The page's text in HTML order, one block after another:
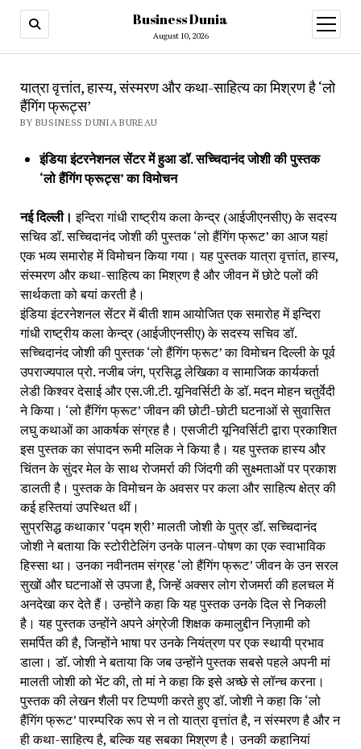
Business Dunia
August 10, 2026
open
menu
यात्रा वृत्तांत, हास्य, संस्मरण और कथा-साहित्य का मिश्रण है ‘लो
हैंगिंग फ्रूट्स’
BY BUSINESS DUNIA BUREAU
इंडिया इंटरनेशनल सेंटर में हुआ डॉ. सच्चिदानंद जोशी की पुस्तक
‘लो हैंगिंग फ्रूट्स’ का विमोचन
नई दिल्ली। इन्दिरा गांधी राष्ट्रीय कला केन्द्र (आईजीएनसीए) के सदस्य
सचिव डॉ. सच्चिदानंद जोशी की पुस्तक ‘लो हैंगिंग फ्रूट’ का आज यहां
एक भव्य समारोह में विमोचन किया गया। यह पुस्तक यात्रा वृत्तांत, हास्य,
संस्मरण और कथा-साहित्य का मिश्रण है और जीवन में छोटे पलों की
सार्थकता को बयां करती है।
इंडिया इंटरनेशनल सेंटर में बीती शाम आयोजित एक समारोह में इन्दिरा
गांधी राष्ट्रीय कला केन्द्र (आईजीएनसीए) के सदस्य सचिव डॉ.
सच्चिदानंद जोशी की पुस्तक ‘लो हैंगिंग फ्रूट’ का विमोचन दिल्ली के पूर्व
उपराज्यपाल प्रो. नजीब जंग, प्रसिद्ध लेखिका व सामाजिक कार्यकर्ता
लेडी किश्वर देसाई और एस.जी.टी. यूनिवर्सिटी के डॉ. मदन मोहन चतुर्वेदी
ने किया। ‘लो हैंगिंग फ्रूट’ जीवन की छोटी-छोटी घटनाओं से सुवासित
लघु कथाओं का आकर्षक संग्रह है। एसजीटी यूनिवर्सिटी द्वारा प्रकाशित
इस पुस्तक का संपादन रूमी मलिक ने किया है। यह पुस्तक हास्य और
चिंतन के सुंदर मेल के साथ रोजमर्रा की जिंदगी की सुक्ष्मताओं पर प्रकाश
डालती है। पुस्तक के विमोचन के अवसर पर कला और साहित्य क्षेत्र की
कई हस्तियां उपस्थित थीं।
सुप्रसिद्ध कथाकार ‘पद्म श्री’ मालती जोशी के पुत्र डॉ. सच्चिदानंद
जोशी ने बताया कि स्टोरीटेलिंग उनके पालन-पोषण का एक स्वाभाविक
हिस्सा था। उनका नवीनतम संग्रह ‘लो हैंगिंग फ्रूट’ जीवन के उन सरल
सुखों और घटनाओं से उपजा है, जिन्हें अक्सर लोग रोजमर्रा की हलचल में
अनदेखा कर देते हैं। उन्होंने कहा कि यह पुस्तक उनके दिल से निकली
है। यह पुस्तक उन्होंने अपने अंग्रेजी शिक्षक कमालुद्दीन निज़ामी को
समर्पित की है, जिन्होंने भाषा पर उनके नियंत्रण पर एक स्थायी प्रभाव
डाला। डॉ. जोशी ने बताया कि जब उन्होंने पुस्तक सबसे पहले अपनी मां
मालती जोशी को भेंट की, तो मां ने कहा कि इसे अच्छे से लॉन्च करना।
पुस्तक की लेखन शैली पर टिप्पणी करते हुए डॉ. जोशी ने कहा कि ‘लो
हैंगिंग फ्रूट’ पारम्परिक रूप से न तो यात्रा वृत्तांत है, न संस्मरण है और न
ही कथा-साहित्य है, बल्कि यह सबका मिश्रण है। उनकी कहानियां